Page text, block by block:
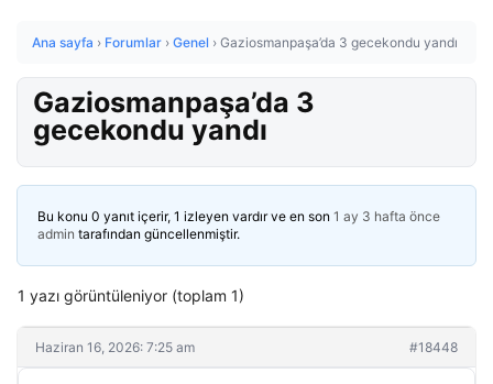
Ana sayfa › Forumlar › Genel › Gaziosmanpaşa’da 3 gecekondu yandı
Gaziosmanpaşa’da 3
gecekondu yandı
Bu konu 0 yanıt içerir, 1 izleyen vardır ve en son 1 ay 3 hafta önce
admin tarafından güncellenmiştir.
1 yazı görüntüleniyor (toplam 1)
Haziran 16, 2026: 7:25 am #18448